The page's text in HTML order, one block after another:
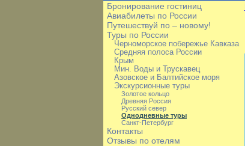
Бронирование гостиниц
Авиабилеты по России
Путешествуй по – новому!
Туры по России
Черноморское побережье Кавказа
Средняя полоса России
Крым
Мин. Воды и Трускавец
Азовское и Балтийское моря
Экскурсионные туры
Золотое кольцо
Древняя Россия
Русский север
Однодневные туры
Санкт-Петербург
Контакты
Отзывы по отелям